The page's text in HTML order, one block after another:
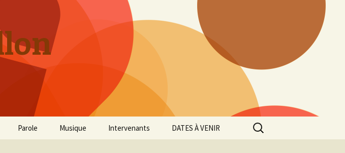
Parole Musique Intervenants DATES À VENIR
Rechercher :